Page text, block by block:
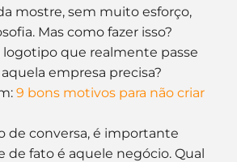
mostre, sem muito esforço,
Mas como fazer isso?
que realmente passe
empresa precisa?
9 bons motivos para não criar
de conversa, é importante
de fato é aquele negócio. Qual